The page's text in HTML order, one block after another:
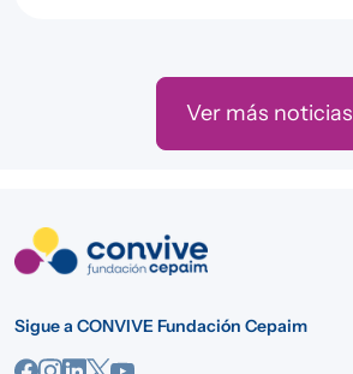
Ver más noticias
Sigue a CONVIVE Fundación Cepaim